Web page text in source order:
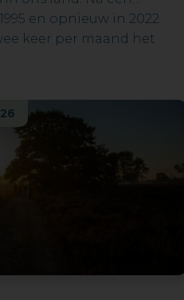
en opnieuw in 2022
keer per maand het